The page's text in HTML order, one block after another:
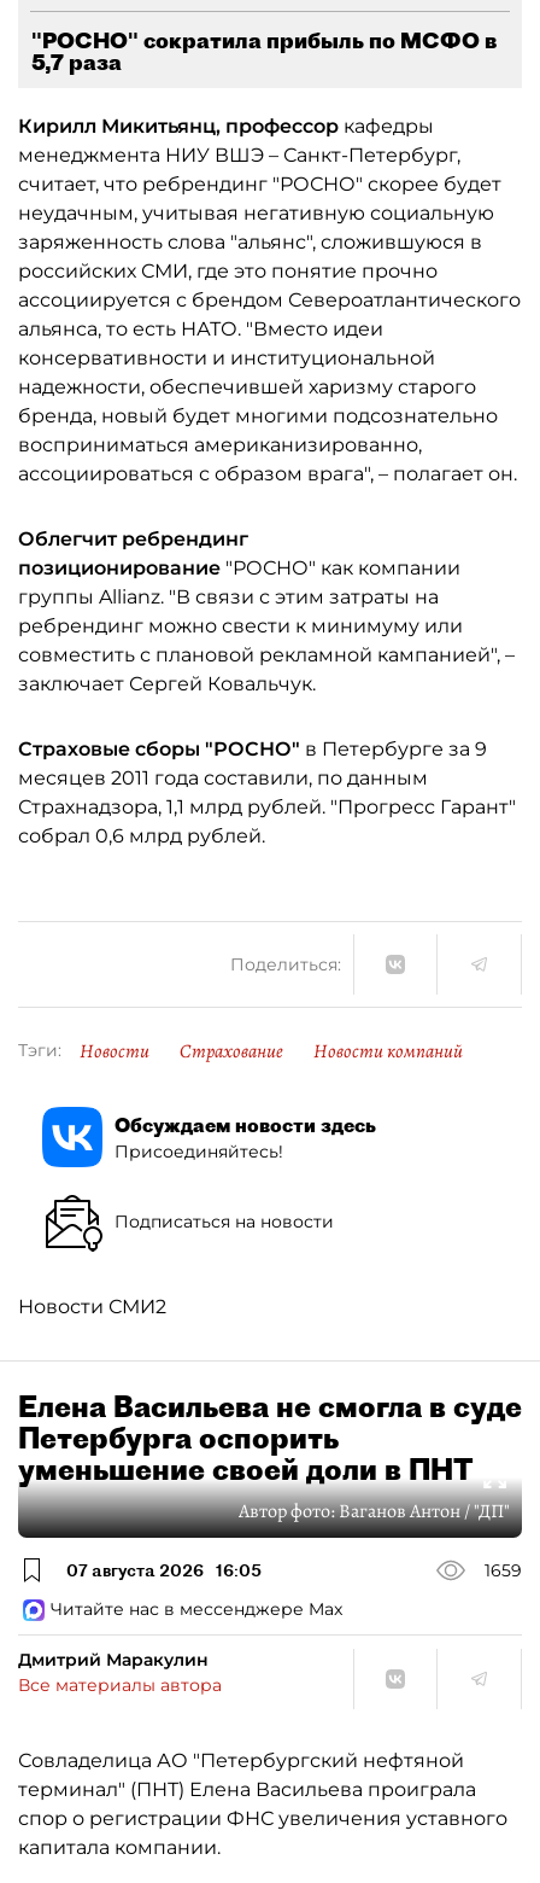
"РОСНО" сократила прибыль по МСФО в
5,7 раза
Кирилл Микитьянц, профессор кафедры
менеджмента НИУ ВШЭ – Санкт-Петербург,
считает, что ребрендинг "РОСНО" скорее будет
неудачным, учитывая негативную социальную
заряженность слова "альянс", сложившуюся в
российских СМИ, где это понятие прочно
ассоциируется с брендом Североатлантического
альянса, то есть НАТО. "Вместо идеи
консервативности и институциональной
надежности, обеспечившей харизму старого
бренда, новый будет многими подсознательно
восприниматься американизированно,
ассоциироваться с образом врага", – полагает он.
Облегчит ребрендинг
позиционирование "РОСНО" как компании
группы Allianz. "В связи с этим затраты на
ребрендинг можно свести к минимуму или
совместить с плановой рекламной кампанией", –
заключает Сергей Ковальчук.
Страховые сборы "РОСНО" в Петербурге за 9
месяцев 2011 года составили, по данным
Страхнадзора, 1,1 млрд рублей. "Прогресс Гарант"
собрал 0,6 млрд рублей.
Поделиться:
Тэги: Новости Страхование Новости компаний
Обсуждаем новости здесь
Присоединяйтесь!
Подписаться на новости
Новости СМИ2
Елена Васильева не смогла в суде
Петербурга оспорить
уменьшение своей доли в ПНТ
Автор фото:Ваганов Антон / "ДП"
07 августа 2026 16:05
1659
Читайте нас в мессенджере Max
Дмитрий Маракулин
Все материалы автора
Совладелица АО "Петербургский нефтяной
терминал" (ПНТ) Елена Васильева проиграла
спор о регистрации ФНС увеличения уставного
капитала компании.